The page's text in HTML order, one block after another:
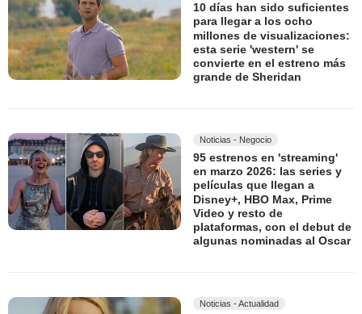
10 días han sido suficientes
para llegar a los ocho
millones de visualizaciones:
esta serie 'western' se
convierte en el estreno más
grande de Sheridan
Noticias - Negocio
95 estrenos en 'streaming'
en marzo 2026: las series y
películas que llegan a
Disney+, HBO Max, Prime
Video y resto de
plataformas, con el debut de
algunas nominadas al Oscar
Noticias - Actualidad